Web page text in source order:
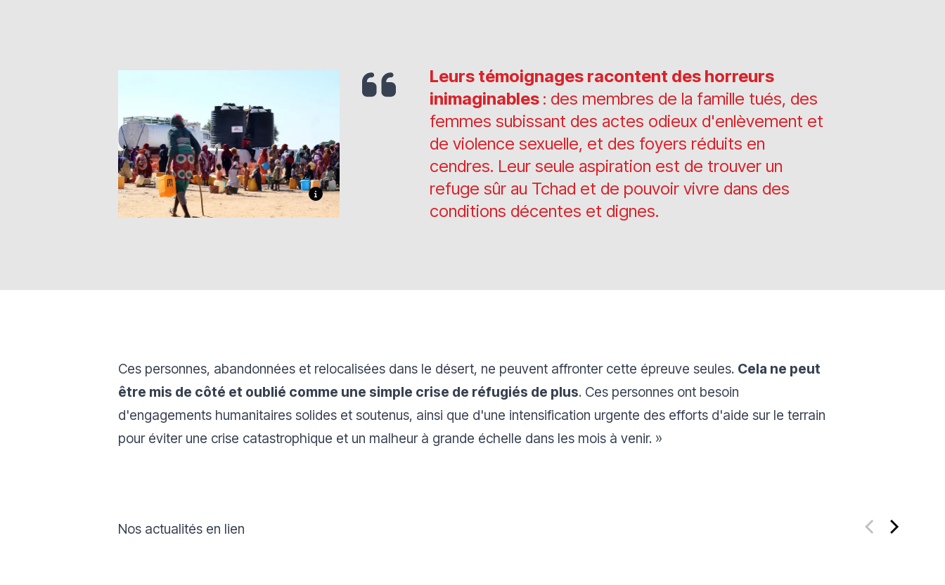
Leurs témoignages racontent des horreurs
inimaginables : des membres de la famille tués, des
femmes subissant des actes odieux d'enlèvement et
de violence sexuelle, et des foyers réduits en
cendres. Leur seule aspiration est de trouver un
refuge sûr au Tchad et de pouvoir vivre dans des
conditions décentes et dignes.
Ces personnes, abandonnées et relocalisées dans le désert, ne peuvent affronter cette épreuve seules. Cela ne peut
être mis de côté et oublié comme une simple crise de réfugiés de plus. Ces personnes ont besoin
d'engagements humanitaires solides et soutenus, ainsi que d'une intensification urgente des efforts d'aide sur le terrain
pour éviter une crise catastrophique et un malheur à grande échelle dans les mois à venir. »
Nos actualités en lien